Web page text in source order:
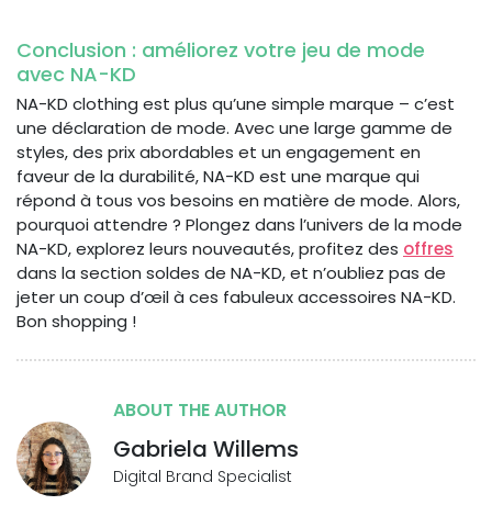
Conclusion : améliorez votre jeu de mode
avec NA-KD
NA-KD clothing est plus qu’une simple marque – c’est
une déclaration de mode. Avec une large gamme de
styles, des prix abordables et un engagement en
faveur de la durabilité, NA-KD est une marque qui
répond à tous vos besoins en matière de mode. Alors,
pourquoi attendre ? Plongez dans l’univers de la mode
NA-KD, explorez leurs nouveautés, profitez des offres
dans la section soldes de NA-KD, et n’oubliez pas de
jeter un coup d’œil à ces fabuleux accessoires NA-KD.
Bon shopping !
ABOUT THE AUTHOR
Gabriela Willems
Digital Brand Specialist